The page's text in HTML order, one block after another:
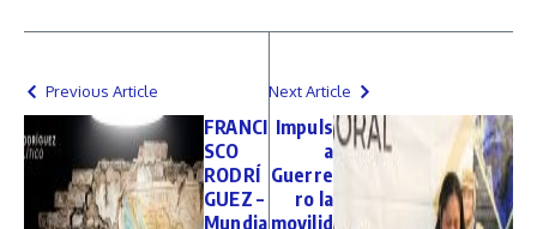
Previous Article
FRANCI
SCO
RODRÍ
GUEZ –
Mundia
Next Article
Impuls
a
Guerre
ro la
movilid